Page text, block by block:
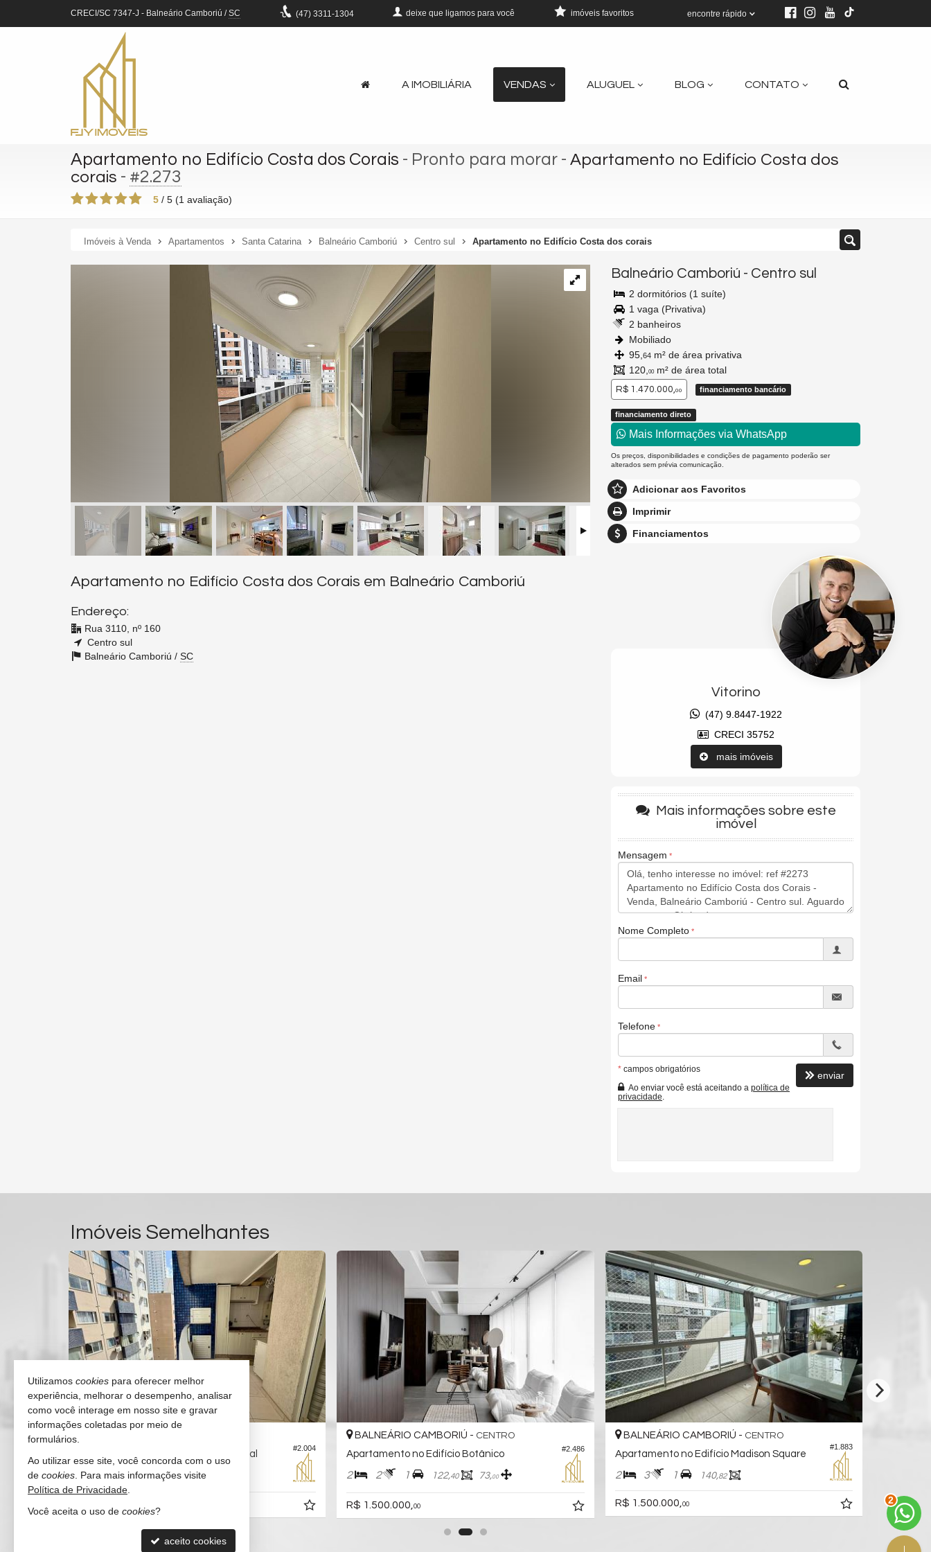
CRECI/SC 7347-J - Balneário Camboriú /SC (47) 3311-1304 deixe que ligamos para você encontre rápido
imóveis favoritos
A IMOBILIÁRIA VENDAS ALUGUEL BLOG CONTATO
Apartamento no Edifício Costa dos Corais - Pronto para morar - Apartamento no Edifício Costa dos
corais - #2.273
5 / 5 (1 avaliação)
Imóveis à Venda Apartamentos Santa Catarina Balneário Camboriú Centro sul Apartamento no Edifício Costa dos corais
Apartamento no Edifício Costa dos Corais em Balneário Camboriú
Endereço:
Rua 3110, nº 160
Centro sul
Balneário Camboriú / SC
Balneário Camboriú - Centro sul
2 dormitórios (1 suíte)
1 vaga (Privativa)
2 banheiros
Mobiliado
95, 64 m² de área privativa
120, 00 m² de área total
R$ 1.470.000,00 financiamento bancário
financiamento direto
Mais Informações via WhatsApp
Os preços, disponibilidades e condições de pagamento poderão ser
alterados sem prévia comunicação.
Adicionar aos Favoritos
Imprimir
Financiamentos
Vitorino
(47) 9.8447-1922
CRECI 35752
mais imóveis
Mais informações sobre este
imóvel
Mensagem
Nome Completo
Email
Telefone
* campos obrigatórios
Ao enviar você está aceitando a política de
privacidade
enviar
Imóveis Semelhantes
#2.004
Apartamento no Edifício Brasil Central
2 2 1 117, 19
#2.486
BALNEÁRIO CAMBORIÚ - CENTRO
Apartamento no Edifício Botânico
2 2 1 122,40 73,00
R$ 1.500.000,00
#1.883
BALNEÁRIO CAMBORIÚ - CENTRO
Apartamento no Edifício Madison Square
2 3 1 140,82
R$ 1.500.000, 00 R$
Utilizamos cookies para oferecer melhor
experiência, melhorar o desempenho, analisar
como você interage em nosso site e gravar
informações coletadas por meio de
formulários.
Ao utilizar esse site, você concorda com o uso
de cookies . Para mais informações visite
Política de Privacidade
Você aceita o uso de cookies?
aceito cookies